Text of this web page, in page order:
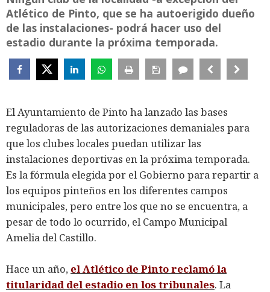
Atlético de Pinto, que se ha autoerigido dueño
de las instalaciones- podrá hacer uso del
estadio durante la próxima temporada.
El Ayuntamiento de Pinto ha lanzado las bases
reguladoras de las autorizaciones demaniales para
que los clubes locales puedan utilizar las
instalaciones deportivas en la próxima temporada.
Es la fórmula elegida por el Gobierno para repartir a
los equipos pinteños en los diferentes campos
municipales, pero entre los que no se encuentra, a
pesar de todo lo ocurrido, el Campo Municipal
Amelia del Castillo.
Hace un año, el Atlético de Pinto reclamó la
titularidad del estadio en los tribunales. La